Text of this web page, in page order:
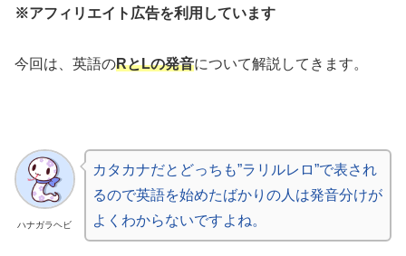
※アフィリエイト広告を利用しています
今回は、英語のRとLの発音について解説してきます。
ハナガラヘビ
カタカナだとどっちも”ラリルレロ”で表され
るので英語を始めたばかりの人は発音分けが
よくわからないですよね。